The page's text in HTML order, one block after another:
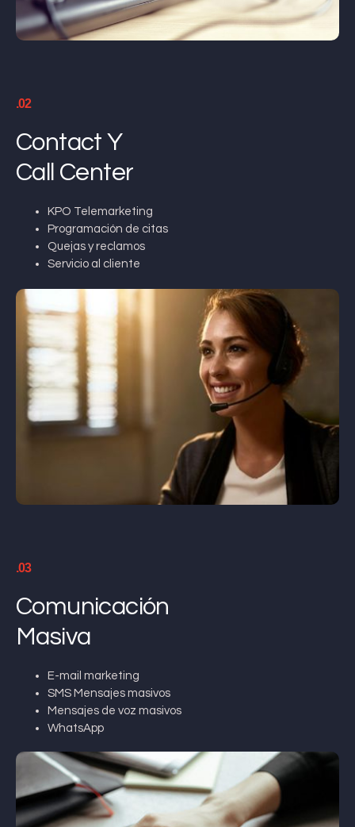
.02
Contact Y
Call Center
KPO Telemarketing
Programación de citas
Quejas y reclamos
Servicio al cliente
.03
Comunicación
Masiva
E-mail marketing
SMS Mensajes masivos
Mensajes de voz masivos
WhatsApp